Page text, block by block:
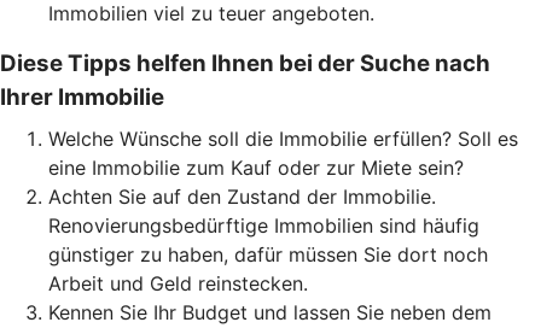
Immobilien viel zu teuer angeboten.
Diese Tipps helfen Ihnen bei der Suche nach
Ihrer Immobilie
Welche Wünsche soll die Immobilie erfüllen? Soll es
eine Immobilie zum Kauf oder zur Miete sein?
Achten Sie auf den Zustand der Immobilie.
Renovierungsbedürftige Immobilien sind häufig
günstiger zu haben, dafür müssen Sie dort noch
Arbeit und Geld reinstecken.
Kennen Sie Ihr Budget und lassen Sie neben dem